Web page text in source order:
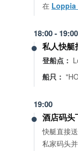
在 Loppia
18:00 - 19:00
私人快艇
登船点：
船只：
19:00
酒店码头
快艇直接
私家码头并